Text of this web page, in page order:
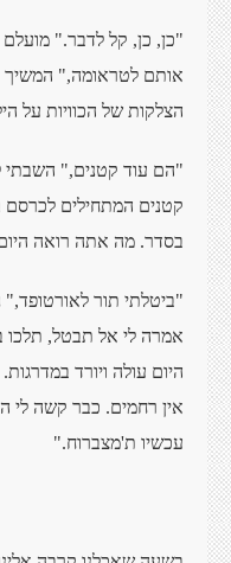
"כן, כן, קל לדבר."
אותם לטראומה," המשיך
הצלקות של הכוויות על
"הם עוד קטנים," השבתי
קטנים המתחילים לכרסם
בסדר. מה אתה רואה
"ביטלתי תור
אמרה לי אל תבטל, תלכו
היום עולה ויורד במדרגות.
אין רחמים. כבר קשה לי
עכשיו ת'מצברוח."